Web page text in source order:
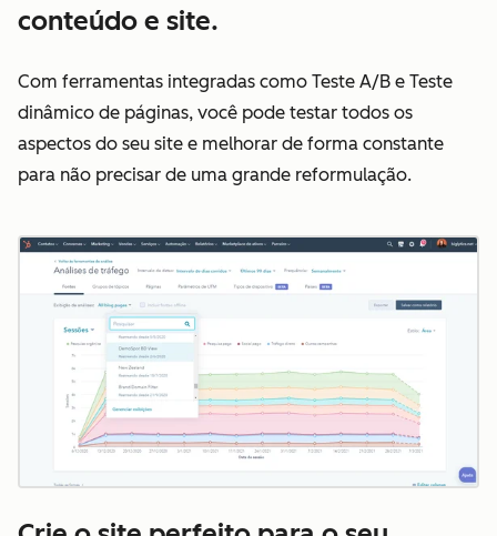
conteúdo e site.
Com ferramentas integradas como Teste A/B e Teste
dinâmico de páginas, você pode testar todos os
aspectos do seu site e melhorar de forma constante
para não precisar de uma grande reformulação.